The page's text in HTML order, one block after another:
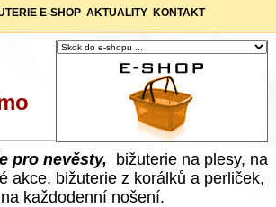
E-SHOP AKTUALITY KONTAKT
pro nevěsty, bižuterie na plesy, na
akce, bižuterie z korálků a perliček,
každodenní nošení.